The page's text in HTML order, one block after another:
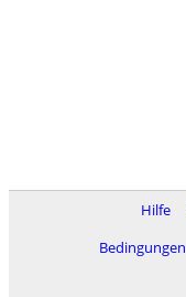
Hilfe
Bedingungen